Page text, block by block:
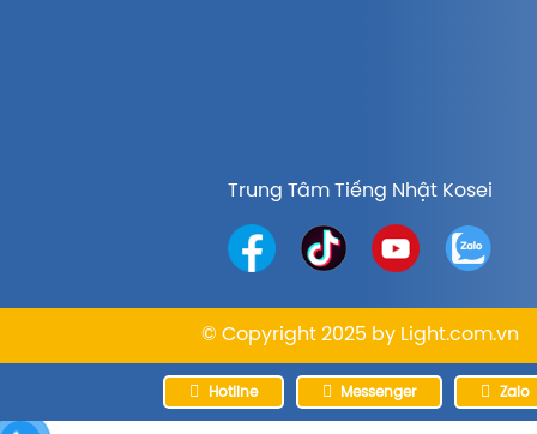
Trung Tâm Tiếng Nhật Kosei
© Copyright 2025 by Light.com.vn
Hotline Messenger Zalo